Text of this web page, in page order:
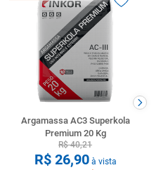
Argamassa AC3 Superkola
Premium 20 Kg
R$ 40,21
R$ 26,90à vista